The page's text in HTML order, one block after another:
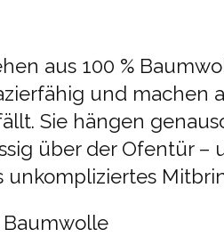
aus 100 %
und machen
Sie hängen
über der Ofentür –
unkompliziertes
Baumwolle